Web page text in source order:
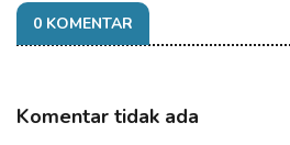
0 KOMENTAR
Komentar tidak ada